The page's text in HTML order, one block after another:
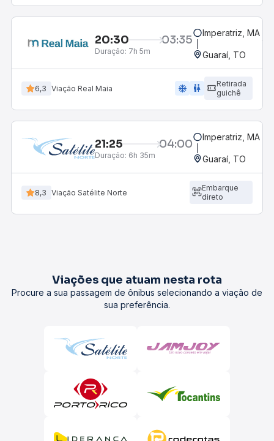
20:30 03:35
Duração: 7h 5m
Imperatriz, MA
Guaraí, TO
6,3 Viação Real Maia ac_unit wc
Retirada
guichê
21:25 04:00
Duração: 6h 35m
Imperatriz, MA
Guaraí, TO
8,3 Viação Satélite Norte
Embarque
direto
Viações que atuam nesta rota
Procure a sua passagem de ônibus selecionando a viação de
sua preferência.